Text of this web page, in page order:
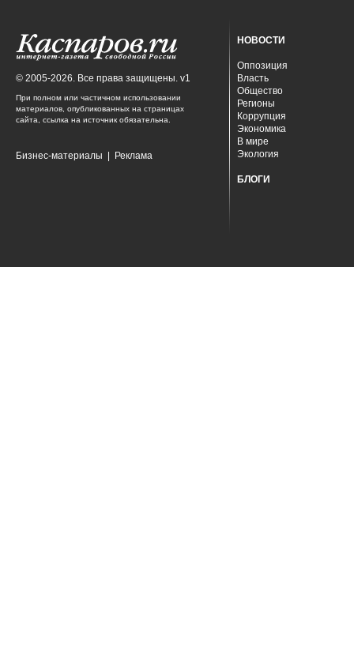
© 2005-2026. Все права защищены. v1
При полном или частичном использовании
материалов, опубликованных на страницах
сайта, ссылка на источник обязательна.
Бизнес-материалы Реклама
НОВОСТИ
Оппозиция
Власть
Общество
Регионы
Коррупция
Экономика
В мире
Экология
БЛОГИ